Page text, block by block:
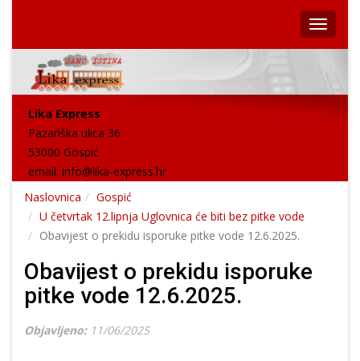
Lika Express
Pazariška ulica 36
53000 Gospić
email: info@lika-express.hr
Naslovnica
Gospić
U četvrtak 12.lipnja Uglovnica će biti bez pitke vode
Obavijest o prekidu isporuke pitke vode 12.6.2025.
Obavijest o prekidu isporuke
pitke vode 12.6.2025.
Objavljeno: 11/06/2025